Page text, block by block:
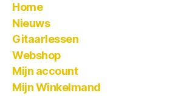
Home
Nieuws
Gitaarlessen
Webshop
Mijn account
Mijn Winkelmand